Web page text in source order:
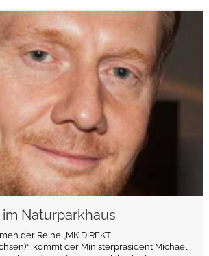
im Naturparkhaus
der Reihe „MK DIREKT
kommt der Ministerpräsident Michael
weiterlesen